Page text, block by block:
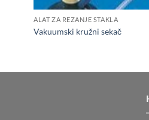
ALAT ZA REZANJE STAKLA
Vakuumski kružni sekač